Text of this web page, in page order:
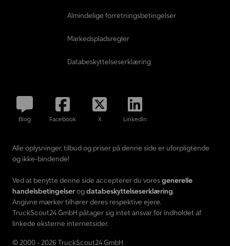
Almindelige forretningsbetingelser
Markedspladsregler
Databeskyttelseserklæring
Blog Facebook X LinkedIn
Alle oplysninger, tilbud og priser på denne side er uforpligtende
og ikke-bindende!
Ved at benytte denne side accepterer du voresgenerelle
handelsbetingelserogdatabeskyttelseserklæring.
Angivne mærker tilhører deres respektive ejere.
TruckScout24 GmbH påtager sig intet ansvar for indholdet af
linkede eksterne internetsider.
© 2000 - 2026 TruckScout24 GmbH